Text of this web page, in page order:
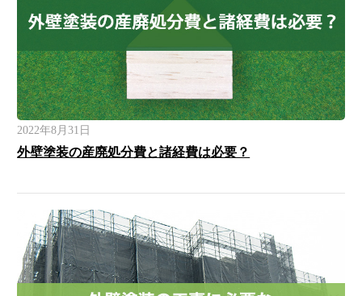
2022年8月31日
外壁塗装の産廃処分費と諸経費は必要？